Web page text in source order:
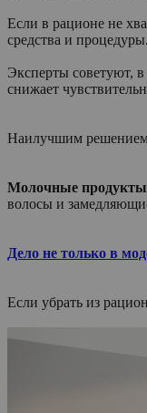
Если в рационе не
средства и
Эксперты советуют, в
снижает
Наилучшим решением
Молочные продукты
волосы и
Дело не только в
Если убрать из